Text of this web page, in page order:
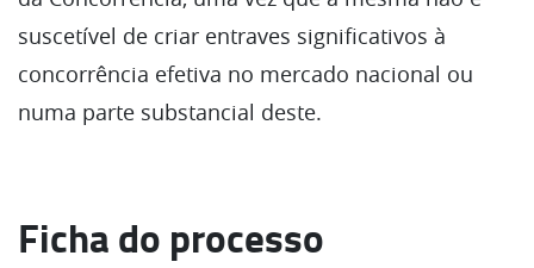
suscetível de criar entraves significativos à
concorrência efetiva no mercado nacional ou
numa parte substancial deste.
Ficha do processo